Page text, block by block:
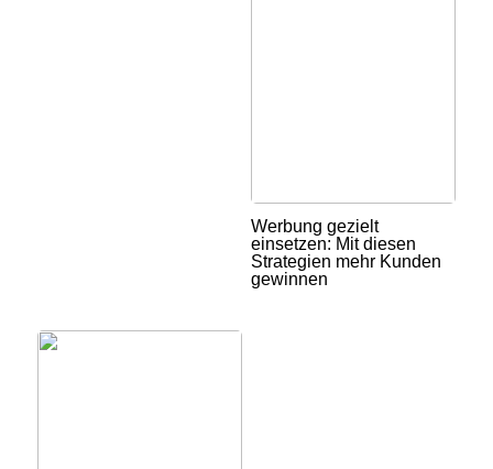
Werbung gezielt
einsetzen: Mit diesen
Strategien mehr Kunden
gewinnen